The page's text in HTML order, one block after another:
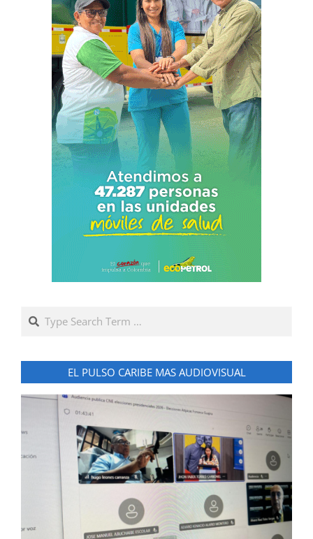
Search
EL PULSO CARIBE MAS AUDIOVISUAL